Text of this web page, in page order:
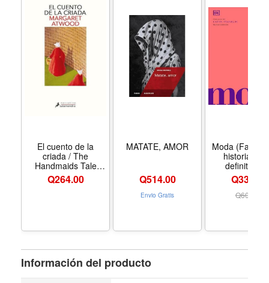
El cuento de la
criada / The
Handmaids Tale
(Spanish Edition) -
Formato Paperback
Q264.00
MATATE, AMOR
Q514.00
Envio Gratis
Moda
historia
definitva
Definitive
Histories)
Edition) -
Q339.00
Q609.00
Información del producto